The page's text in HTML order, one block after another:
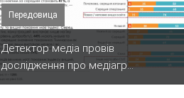
Передовица
Детектор медіа провів
дослідження про медіагр...